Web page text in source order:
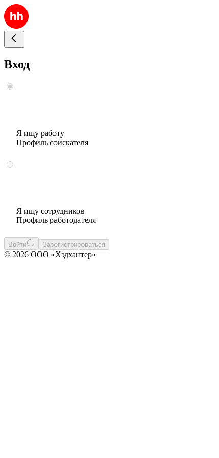
Вход
Я ищу работу
Профиль соискателя
Я ищу сотрудников
Профиль работодателя
Войти Зарегистрироваться
© 2026 ООО «Хэдхантер»